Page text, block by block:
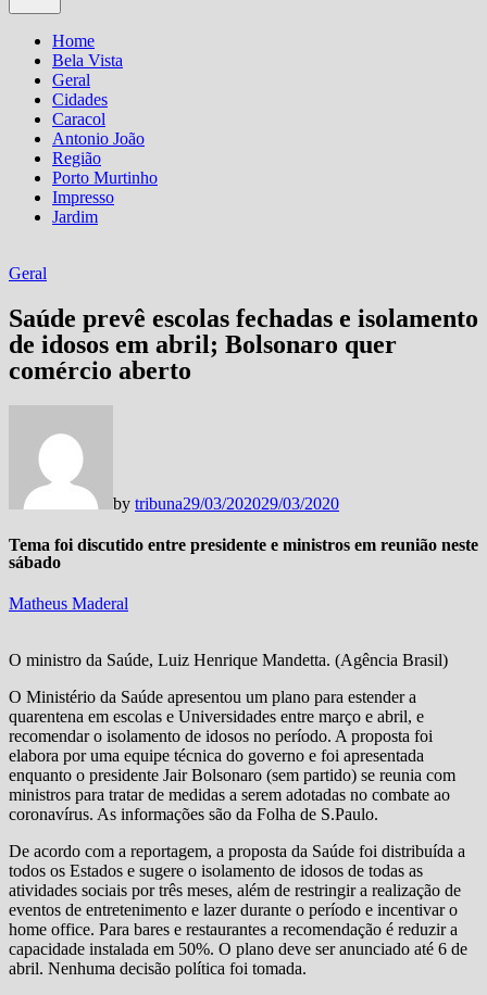
Home
Bela Vista
Geral
Cidades
Caracol
Antonio João
Região
Porto Murtinho
Impresso
Jardim
Geral
Saúde prevê escolas fechadas e isolamento
de idosos em abril; Bolsonaro quer
comércio aberto
by tribuna29/03/202029/03/2020
Tema foi discutido entre presidente e ministros em reunião neste
sábado
Matheus Maderal
O ministro da Saúde, Luiz Henrique Mandetta. (Agência Brasil)
O Ministério da Saúde apresentou um plano para estender a
quarentena em escolas e Universidades entre março e abril, e
recomendar o isolamento de idosos no período. A proposta foi
elabora por uma equipe técnica do governo e foi apresentada
enquanto o presidente Jair Bolsonaro (sem partido) se reunia com
ministros para tratar de medidas a serem adotadas no combate ao
coronavírus. As informações são da Folha de S.Paulo.
De acordo com a reportagem, a proposta da Saúde foi distribuída a
todos os Estados e sugere o isolamento de idosos de todas as
atividades sociais por três meses, além de restringir a realização de
eventos de entretenimento e lazer durante o período e incentivar o
home office. Para bares e restaurantes a recomendação é reduzir a
capacidade instalada em 50%. O plano deve ser anunciado até 6 de
abril. Nenhuma decisão política foi tomada.